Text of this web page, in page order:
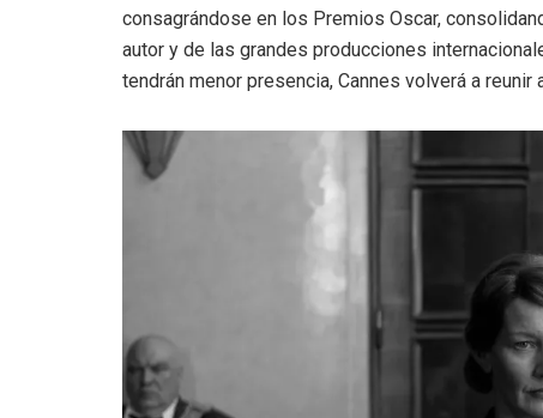
consagrándose en los Premios Oscar,
autor y de las grandes producciones
tendrán menor presencia, Cannes volverá a